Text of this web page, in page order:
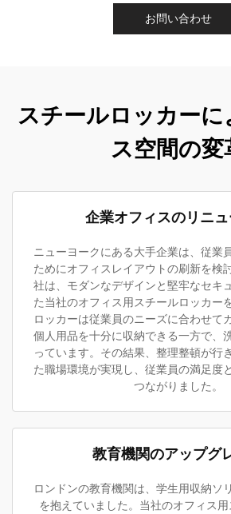
お問い合わせ
スチールロッカーに
ス空間の変
企業オフィスのリニ
ニューヨークにある大手企業は、従業
ためにオフィスレイアウトの刷新を検
社は、モダンなデザインと堅牢なセキ
た当社のオフィス用スチールロッカー
ロッカーは従業員のニーズに合わせて
個人用品を十分に収納できる一方で、
っています。その結果、整理整頓が行
た職場環境が実現し、従業員の満足度
つながりました。
教育機関のアップグ
ロンドンの教育機関は、学生用収納ソ
を抱えていました。当社のオフィス